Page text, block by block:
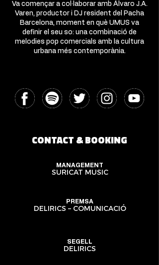
Va començar a col·laborar amb Álvaro J.A.
Varen, productor i DJ resident del Pacha
Barcelona, moment en què UMUS va
definir el seu so: una combinació de
melodies pop comercials amb la cultura
urbana més contemporània.
CONTACT & BOOKING
MANAGEMENT
SURICAT MUSIC
PREMSA
DELIRICS – COMUNICACIÓ
SEGELL
DELIRICS